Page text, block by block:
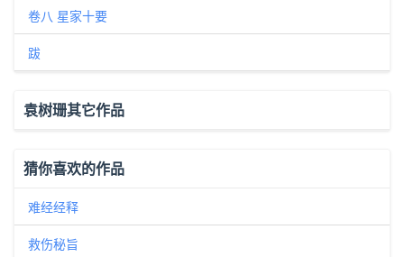
卷八 星家十要
跋
袁树珊其它作品
猜你喜欢的作品
难经经释
救伤秘旨